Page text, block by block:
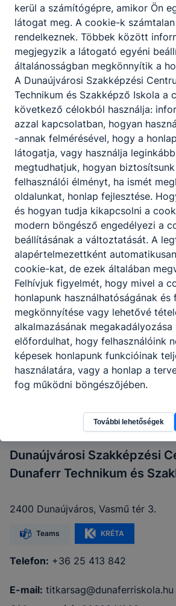
Partnereink
Dunaújvárosi Szakképzési
Dunaferr Technikum és
2400 Dunaújváros, Vasmű tér 3.
Teams KRÉTA
Telefon: +36 25 413 842
E-mail: titkarsag@dunaferriskola.hu
kerül a számítógépre, amikor Ön
látogat meg. A cookie-k
rendelkeznek. Többek között
megjegyzik a látogató egyéni
általánosságban megkönnyítik a
A Dunaújvárosi Szakképzési
Technikum és Szakképző Iskola a
következő célokból használja:
azzal kapcsolatban, hogyan
-annak felmérésével, hogy a
látogatja, vagy használja
megtudhatjuk, hogyan
felhasználói élményt, ha ismét
oldalunkat, honlap fejlesztése.
és hogyan tudja kikapcsolni a
modern böngésző engedélyezi a
beállításának a változtatását. A
alapértelmezettként
cookie-kat, de ezek általában
Felhívjuk figyelmét, hogy mivel a
honlapunk használhatóságának és
megkönnyítése vagy lehetővé
alkalmazásának
előfordulhat, hogy felhasználóink
képesek honlapunk funkcióinak
használatára, vagy a honlap a
fog működni böngészőjében.
További lehetőségek